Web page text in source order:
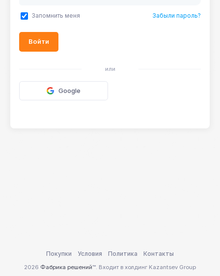
Запомнить меня Забыли пароль?
Войти
или
Google
2026 Фабрика решений™. Входит в холдинг Kazantsev Group
Покупки Условия Политика Контакты